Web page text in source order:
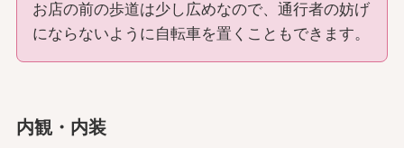
お店の前の歩道は少し広めなので、通行者の妨げ
にならないように自転車を置くこともできます。
内観・内装